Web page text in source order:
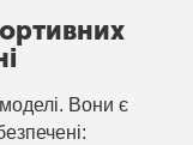
Вони є